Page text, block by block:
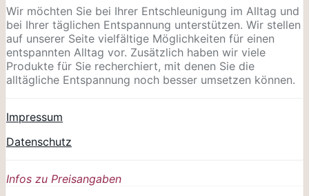
Wir möchten Sie bei Ihrer Entschleunigung im Alltag und
bei Ihrer täglichen Entspannung unterstützen. Wir stellen
auf unserer Seite vielfältige Möglichkeiten für einen
entspannten Alltag vor. Zusätzlich haben wir viele
Produkte für Sie recherchiert, mit denen Sie die
alltägliche Entspannung noch besser umsetzen können.
Impressum
Datenschutz
Infos zu Preisangaben